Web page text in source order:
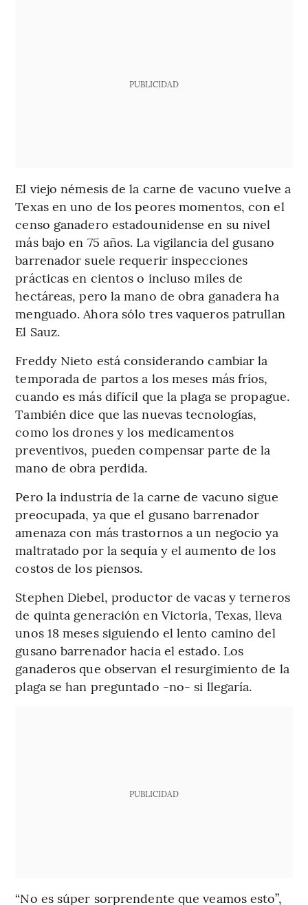
PUBLICIDAD
El viejo némesis de la carne de vacuno vuelve a
Texas en uno de los peores momentos, con el
censo ganadero estadounidense en su nivel
más bajo en 75 años. La vigilancia del gusano
barrenador suele requerir inspecciones
prácticas en cientos o incluso miles de
hectáreas, pero la mano de obra ganadera ha
menguado. Ahora sólo tres vaqueros patrullan
El Sauz.
Freddy Nieto está considerando cambiar la
temporada de partos a los meses más fríos,
cuando es más difícil que la plaga se propague.
También dice que las nuevas tecnologías,
como los drones y los medicamentos
preventivos, pueden compensar parte de la
mano de obra perdida.
Pero la industria de la carne de vacuno sigue
preocupada, ya que el gusano barrenador
amenaza con más trastornos a un negocio ya
maltratado por la sequía y el aumento de los
costos de los piensos.
Stephen Diebel, productor de vacas y terneros
de quinta generación en Victoria, Texas, lleva
unos 18 meses siguiendo el lento camino del
gusano barrenador hacia el estado. Los
ganaderos que observan el resurgimiento de la
plaga se han preguntado -no- si llegaría.
PUBLICIDAD
“No es súper sorprendente que veamos esto”,